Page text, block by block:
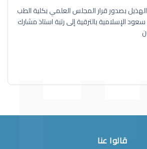
الهذيل بصدور قرار المجلس العلمي بكلية الطب
الإسلامية بالترقية إلى رتبة استاذ مشارك
قالوا عنا